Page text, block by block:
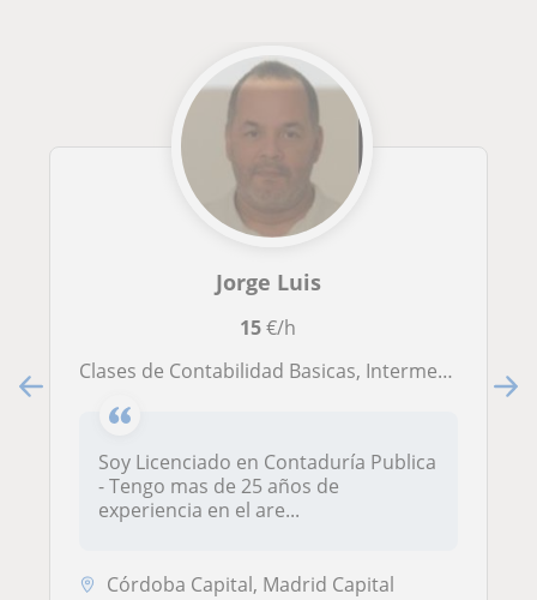
Jorge Luis
15€/h
Clases de Contabilidad Basicas, Intermedio Avanzado Teoricas Practicas
Soy Licenciado en Contaduría Publica
- Tengo mas de 25 años de
experiencia en el are...
Córdoba Capital, Madrid Capital